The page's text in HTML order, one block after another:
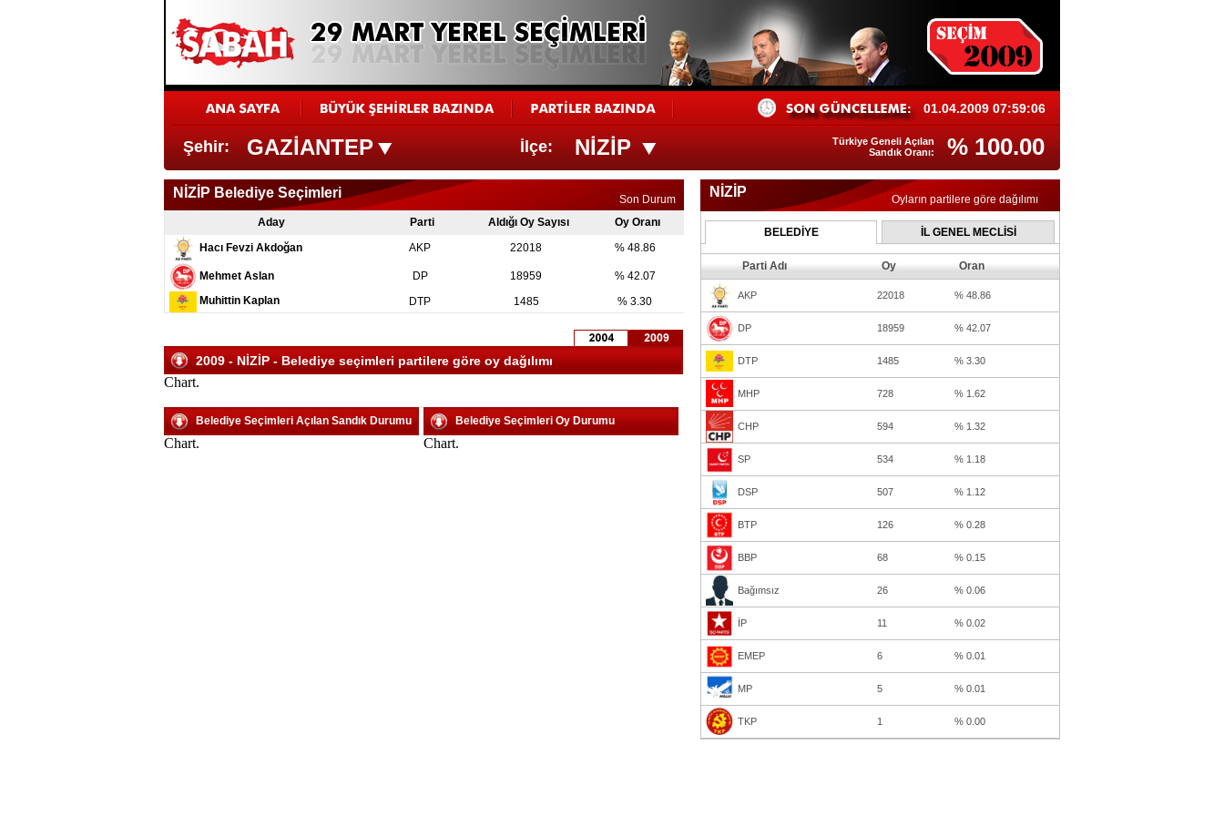
01.04.2009 07:59:06
Şehir: GAZİANTEP İlçe: NİZİP
Türkiye Geneli Açılan
Sandık Oranı:
% 100.00
NİZİP Belediye Seçimleri
Son Durum
Aday
Parti Aldığı Oy Sayısı
Oy Oranı
Hacı Fevzi Akdoğan
AKP 22018 % 48.86
Mehmet Aslan DP 18959
% 42.07
Muhittin Kaplan
DTP 1485 % 3.30
2009 - NİZİP - Belediye seçimleri partilere göre oy dağılımı
Chart.
Belediye Seçimleri Açılan Sandık Durumu
Chart.
Belediye Seçimleri Oy Durumu
Chart.
NİZİP Oyların partilere göre dağılımı
BELEDİYE İL GENEL MECLİSİ
Parti Adı Oy Oran
AKP 22018 % 48.86
DP 18959 % 42.07
DTP 1485 % 3.30
MHP 728 % 1.62
CHP 594 % 1.32
SP 534 % 1.18
DSP 507 % 1.12
BTP 126 % 0.28
BBP 68 % 0.15
Bağımsız 26 % 0.06
İP 11 % 0.02
EMEP 6 % 0.01
MP 5 % 0.01
TKP 1 % 0.00